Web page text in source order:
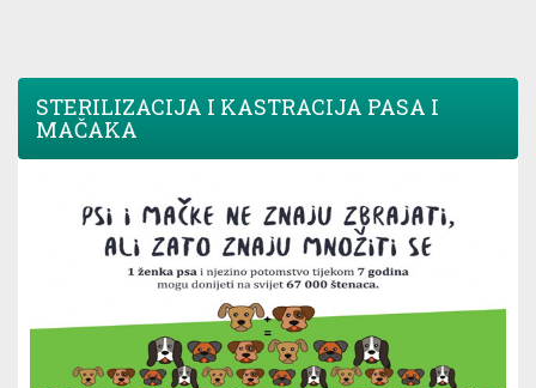
STERILIZACIJA I KASTRACIJA PASA I
MAČAKA